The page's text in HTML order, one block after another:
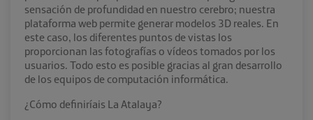
sensación de profundidad en nuestro cerebro; nuestra
plataforma web permite generar modelos 3D reales. En
este caso, los diferentes puntos de vistas los
proporcionan las fotografías o vídeos tomados por los
usuarios. Todo esto es posible gracias al gran desarrollo
de los equipos de computación informática.
¿Cómo definiríais La Atalaya?